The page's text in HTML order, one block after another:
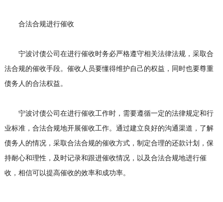
合法合规进行催收
宁波讨债公司在进行催收时务必严格遵守相关法律法规，采取合
法合规的催收手段。催收人员要懂得维护自己的权益，同时也要尊重
债务人的合法权益。
宁波讨债公司在进行催收工作时，需要遵循一定的法律规定和行
业标准，合法合规地开展催收工作。通过建立良好的沟通渠道，了解
债务人的情况，采取合法合规的催收方式，制定合理的还款计划，保
持耐心和理性，及时记录和跟进催收情况，以及合法合规地进行催
收，相信可以提高催收的效率和成功率。